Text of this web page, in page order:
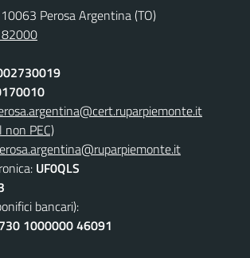
Perosa Argentina (TO)
PEC)
UF0QLS
bancari):
1000000 46091